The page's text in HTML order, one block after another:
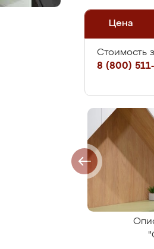
Цена
Стоимость
8 (800)